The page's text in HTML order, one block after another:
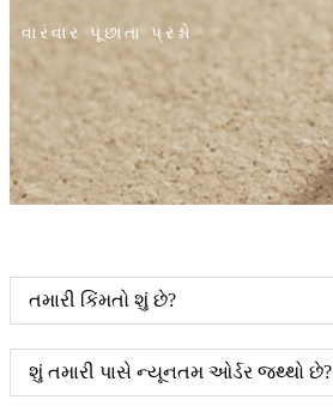
વારંવાર પૂછાતા પ્રશ્નો
તમારી કિંમતો શું છે?
શું તમારી પાસે ન્યૂનતમ ઓર્ડર જથ્થો છે?